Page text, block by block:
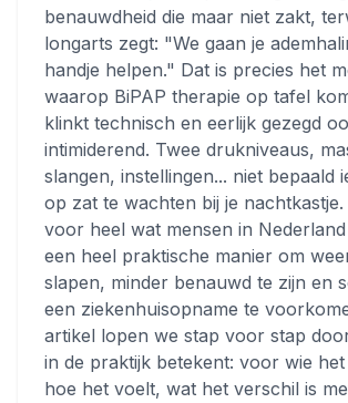
benauwdheid die maar niet zakt,
longarts zegt: "We gaan je
handje helpen." Dat is precies het
waarop BiPAP therapie op tafel
klinkt technisch en eerlijk gezegd
intimiderend. Twee drukniveaus,
slangen, instellingen... niet bepaald
op zat te wachten bij je
voor heel wat mensen in Nederland
een heel praktische manier om
slapen, minder benauwd te zijn en
een ziekenhuisopname te
artikel lopen we stap voor stap
in de praktijk betekent: voor wie het
hoe het voelt, wat het verschil is